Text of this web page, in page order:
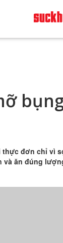
đơn chỉ vì
ăn đúng